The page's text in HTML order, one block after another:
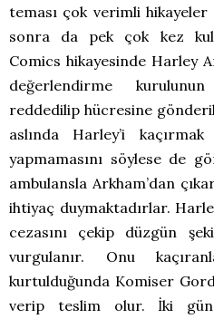
teması çok verimli hikayeler
sonra da pek çok kez
Comics hikayesinde Harley
değerlendirme
reddedilip hücresine
aslında Harley’i
yapmamasını söylese de
ambulansla Arkham’dan
ihtiyaç duymaktadırlar.
cezasını çekip düzgün
vurgulanır. Onu
kurtulduğunda Komiser
verip teslim olur. İki